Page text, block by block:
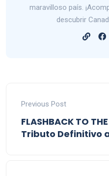
maravilloso país.
descubrir
Previous Post
FLASHBACK TO
Tributo Definitivo